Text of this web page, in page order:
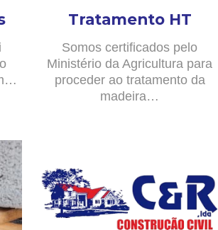
Tratamento HT
Somos certificados pelo
Ministério da Agricultura para
proceder ao tratamento da
madeira…